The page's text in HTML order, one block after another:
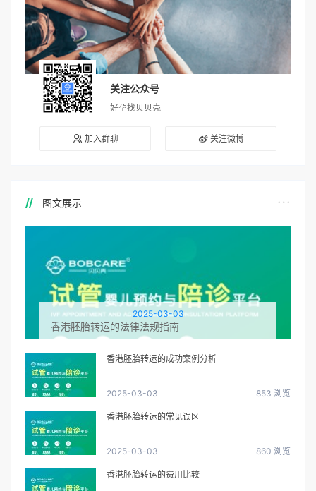
关注公众号
好孕找贝贝壳
加入群聊 关注微博
图文展示
2025-03-03
香港胚胎转运的法律法规指南
香港胚胎转运的成功案例分析
2025-03-03 853 浏览
香港胚胎转运的常见误区
2025-03-03 860 浏览
香港胚胎转运的费用比较